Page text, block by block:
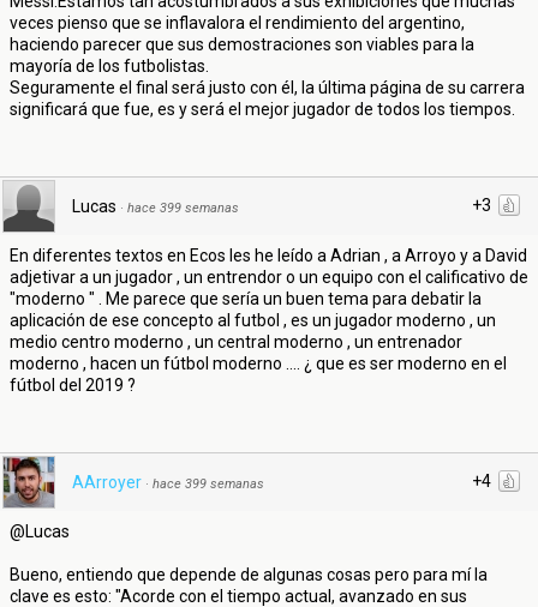
veces pienso que se inflavalora el rendimiento del argentino,
haciendo parecer que sus demostraciones son viables para la
mayoría de los futbolistas.
Seguramente el final será justo con él, la última página de su carrera
significará que fue, es y será el mejor jugador de todos los tiempos.
+3
Lucas · hace 399 semanas
En diferentes textos en Ecos les he leído a Adrian , a Arroyo y a David
adjetivar a un jugador , un entrendor o un equipo con el calificativo de
"moderno " . Me parece que sería un buen tema para debatir la
aplicación de ese concepto al futbol , es un jugador moderno , un
medio centro moderno , un central moderno , un entrenador
moderno , hacen un fútbol moderno .... ¿ que es ser moderno en el
fútbol del 2019 ?
+4
AArroyer · hace 399 semanas
@Lucas
Bueno, entiendo que depende de algunas cosas pero para mí la
clave es esto: "Acorde con el tiempo actual, avanzado en sus